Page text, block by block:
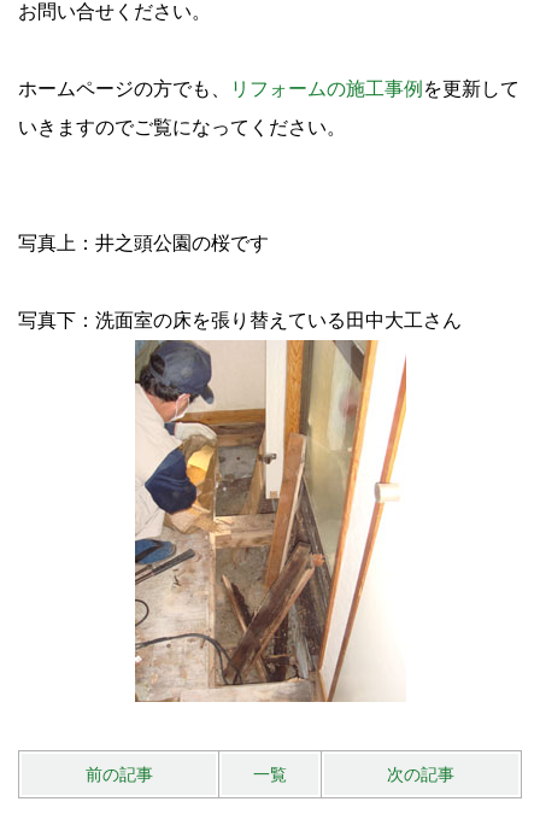
お問い合せください。
ホームページの方でも、 リフォームの施工事例 を更新して
いきますのでご覧になってください。
写真上：井之頭公園の桜です
写真下：洗面室の床を張り替えている田中大工さん
前の記事 一覧 次の記事